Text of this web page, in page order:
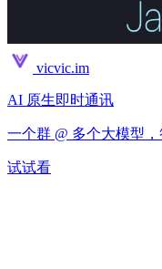
vicvic.im
AI 原生即时通讯
一个群 @ 多个大模型，
试试看